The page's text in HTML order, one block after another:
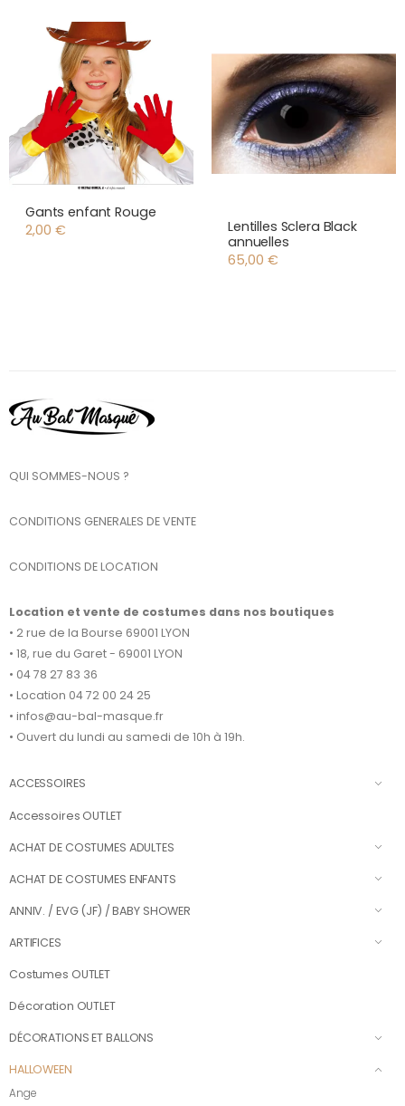
Gants enfant Rouge
2,00 €
Lentilles Sclera Black
annuelles
65,00 €
QUI SOMMES-NOUS ?
CONDITIONS GENERALES DE VENTE
CONDITIONS DE LOCATION
Location et vente de costumes dans nos boutiques
• 2 rue de la Bourse 69001 LYON
• 18, rue du Garet - 69001 LYON
• 04 78 27 83 36
• Location 04 72 00 24 25
• infos@au-bal-masque.fr
• Ouvert du lundi au samedi de 10h à 19h.
ACCESSOIRES
Accessoires OUTLET
ACHAT DE COSTUMES ADULTES
ACHAT DE COSTUMES ENFANTS
ANNIV. / EVG (JF) / BABY SHOWER
ARTIFICES
Costumes OUTLET
Décoration OUTLET
DÉCORATIONS ET BALLONS
HALLOWEEN
Ange